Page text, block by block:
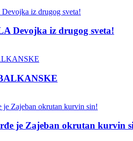
Devojka iz drugog sveta!
je Zajeban okrutan kurvin